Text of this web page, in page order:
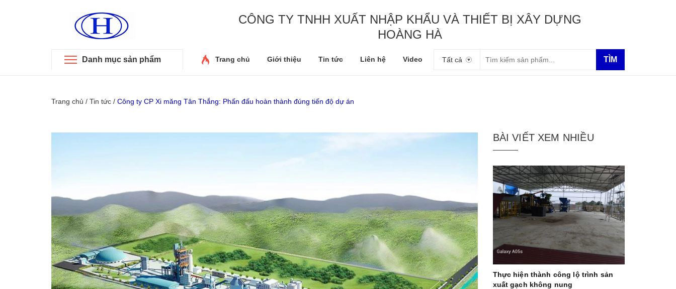
CÔNG TY TNHH XUẤT NHẬP KHẨU VÀ THIẾT BỊ XÂY DỰNG
HOÀNG HÀ
Danh mục sản phẩm Trang chủ Giới thiệu Tin tức Liên hệ Video Tất cả TÌM
Trang chủ / Tin tức / Công ty CP Xi măng Tân Thắng: Phấn đấu hoàn thành đúng tiến độ dự án
BÀI VIẾT XEM NHIỀU
Thực hiện thành công lộ trình sản
xuất gạch không nung